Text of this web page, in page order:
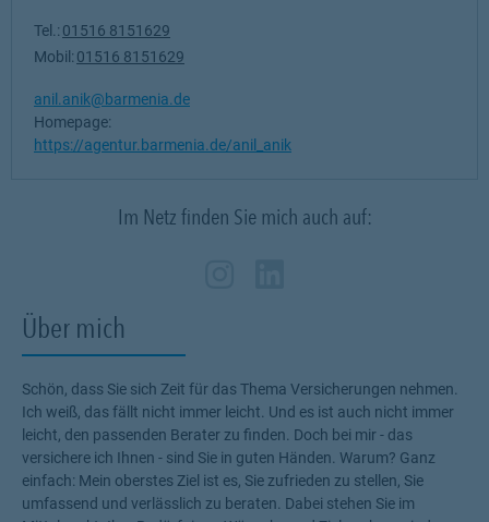
Über mich
Schön, dass Sie sich Zeit für das Thema Versicherungen nehmen.
Ich weiß, das fällt nicht immer leicht. Und es ist auch nicht immer
leicht, den passenden Berater zu finden. Doch bei mir - das
versichere ich Ihnen - sind Sie in guten Händen. Warum? Ganz
einfach: Mein oberstes Ziel ist es, Sie zufrieden zu stellen, Sie
umfassend und verlässlich zu beraten. Dabei stehen Sie im
Tel.: 01516 8151629
Mobil: 01516 8151629
anil.anik@barmenia.de
Homepage:
https://agentur.barmenia.de/anil_anik
Im Netz finden Sie mich auch auf: